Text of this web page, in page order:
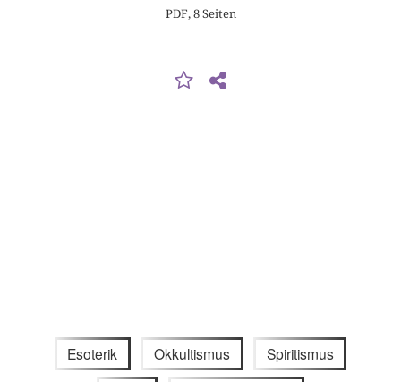
PDF, 8 Seiten
Esoterik Okkultismus Spiritismus